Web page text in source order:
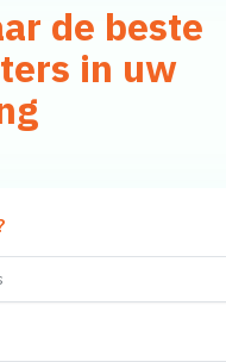
de beste
in uw